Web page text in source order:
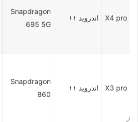
X4 pro اندروید ۱۱
Snapdragon
695 5G
X3 pro اندروید ۱۱
Snapdragon
860